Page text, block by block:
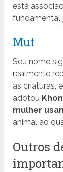
está
fundamental
Mut
Seu nome
realmente
as criaturas,
adotou
mulher
animal ao
Outros